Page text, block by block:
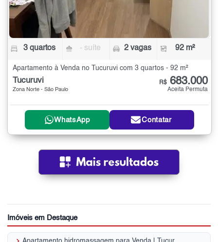
3 quartos - suíte 2 vagas 92 m²
Apartamento à Venda no Tucuruvi com 3 quartos - 92 m²
Tucuruvi
Zona Norte - São Paulo
R$ 683.000
Aceita Permuta
WhatsApp Contatar
Imóveis em Destaque